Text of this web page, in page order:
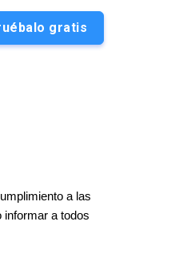
gratis
a las
informar a todos